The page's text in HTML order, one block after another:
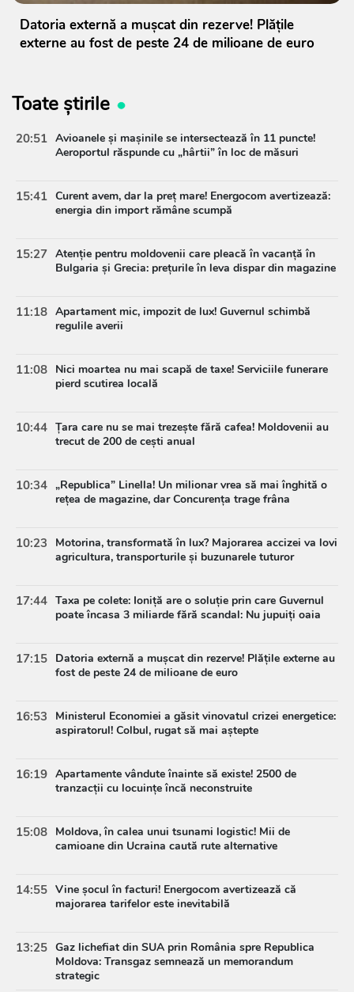
Datoria externă a mușcat din rezerve! Plățile
externe au fost de peste 24 de milioane de euro
Toate știrile
20:51 Avioanele și mașinile se intersectează în 11 puncte!
Aeroportul răspunde cu „hârtii” în loc de măsuri
15:41 Curent avem, dar la preț mare! Energocom avertizează:
energia din import rămâne scumpă
15:27 Atenție pentru moldovenii care pleacă în vacanță în
Bulgaria și Grecia: prețurile în leva dispar din magazine
11:18 Apartament mic, impozit de lux! Guvernul schimbă
regulile averii
11:08 Nici moartea nu mai scapă de taxe! Serviciile funerare
pierd scutirea locală
10:44 Țara care nu se mai trezește fără cafea! Moldovenii au
trecut de 200 de cești anual
10:34 „Republica” Linella! Un milionar vrea să mai înghită o
rețea de magazine, dar Concurența trage frâna
10:23
Motorina, transformată în lux? Majorarea accizei va lovi
agricultura, transporturile și buzunarele tuturor
17:44 Taxa pe colete: Ioniță are o soluție prin care Guvernul
poate încasa 3 miliarde fără scandal: Nu jupuiți oaia
17:15 Datoria externă a mușcat din rezerve! Plățile externe au
fost de peste 24 de milioane de euro
16:53
Ministerul Economiei a găsit vinovatul crizei energetice:
aspiratorul! Colbul, rugat să mai aștepte
16:19 Apartamente vândute înainte să existe! 2500 de
tranzacții cu locuințe încă neconstruite
15:08 Moldova, în calea unui tsunami logistic! Mii de
camioane din Ucraina caută rute alternative
14:55 Vine șocul în facturi! Energocom avertizează că
majorarea tarifelor este inevitabilă
13:25 Gaz lichefiat din SUA prin România spre Republica
Moldova: Transgaz semnează un memorandum
strategic